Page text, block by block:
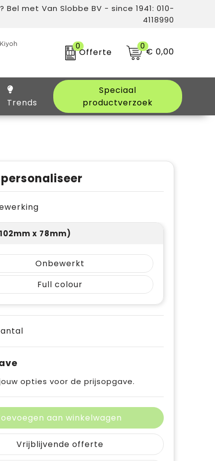
Bel met Van Slobbe BV - since 1941: 010-
4118990
0
Offerte
0€ 0,00
Trends
Speciaal
productverzoek
x 78mm)
Onbewerkt
Full colour
opties voor de prijsopgave.
aan winkelwagen
Vrijblijvende offerte